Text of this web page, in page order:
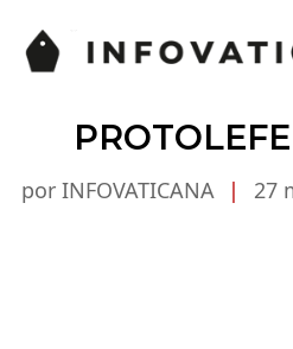
por INFOVATICANA | 27